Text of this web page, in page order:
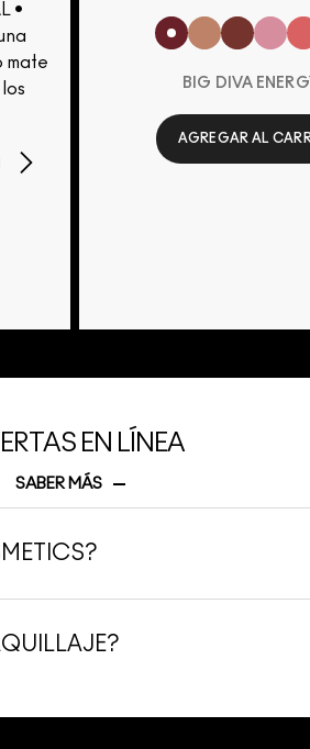
•
mate
BIG DIVA
AGREGAR AL
EN LÍNEA
SABER MÁS
grandes descuentos, haciendo